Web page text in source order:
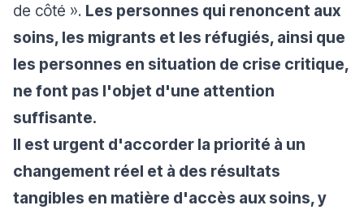
de côté ». Les personnes qui renoncent aux
soins, les migrants et les réfugiés, ainsi que
les personnes en situation de crise critique,
ne font pas l'objet d'une attention
suffisante.
Il est urgent d'accorder la priorité à un
changement réel et à des résultats
tangibles en matière d'accès aux soins, y